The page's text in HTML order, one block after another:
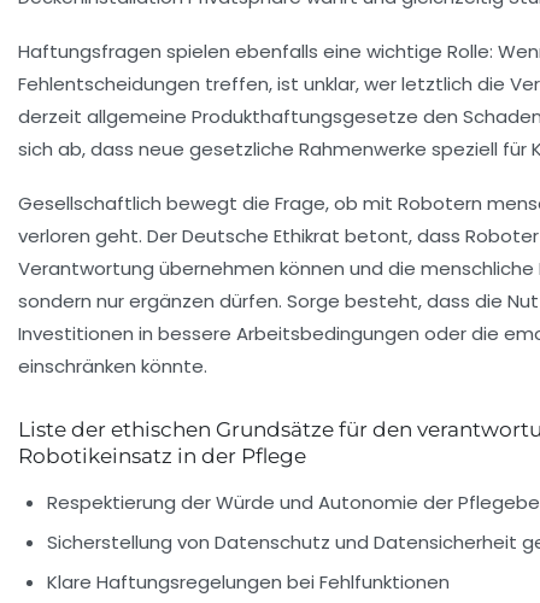
Haftungsfragen spielen ebenfalls eine wichtige Rolle:
Fehlentscheidungen treffen, ist unklar, wer letztlich die
derzeit allgemeine Produkthaftungsgesetze den
sich ab, dass neue gesetzliche Rahmenwerke speziell für
Gesellschaftlich bewegt die Frage, ob mit Robotern
verloren geht. Der Deutsche Ethikrat betont, dass
Verantwortung übernehmen können und die
sondern nur ergänzen dürfen. Sorge besteht, dass die
Investitionen in bessere Arbeitsbedingungen oder die
einschränken könnte.
Liste der ethischen Grundsätze für den
Robotikeinsatz in der Pflege
Respektierung der Würde und Autonomie der
Sicherstellung von Datenschutz und Datensicherheit
Klare Haftungsregelungen bei Fehlfunktionen